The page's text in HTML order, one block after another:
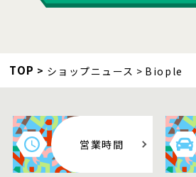
TOP ショップニュース Biople
営業時間